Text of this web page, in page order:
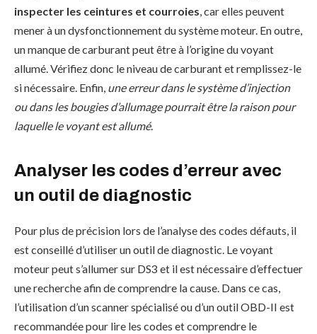
inspecter les ceintures et courroies, car elles peuvent
mener à un dysfonctionnement du système moteur. En outre,
un manque de carburant peut être à l’origine du voyant
allumé. Vérifiez donc le niveau de carburant et remplissez-le
si nécessaire. Enfin, une erreur dans le système d’injection
ou dans les bougies d’allumage pourrait être la raison pour
laquelle le voyant est allumé.
Analyser les codes d’erreur avec
un outil de diagnostic
Pour plus de précision lors de l’analyse des codes défauts, il
est conseillé d’utiliser un outil de diagnostic. Le voyant
moteur peut s’allumer sur DS3 et il est nécessaire d’effectuer
une recherche afin de comprendre la cause. Dans ce cas,
l’utilisation d’un scanner spécialisé ou d’un outil OBD-II est
recommandée pour lire les codes et comprendre le